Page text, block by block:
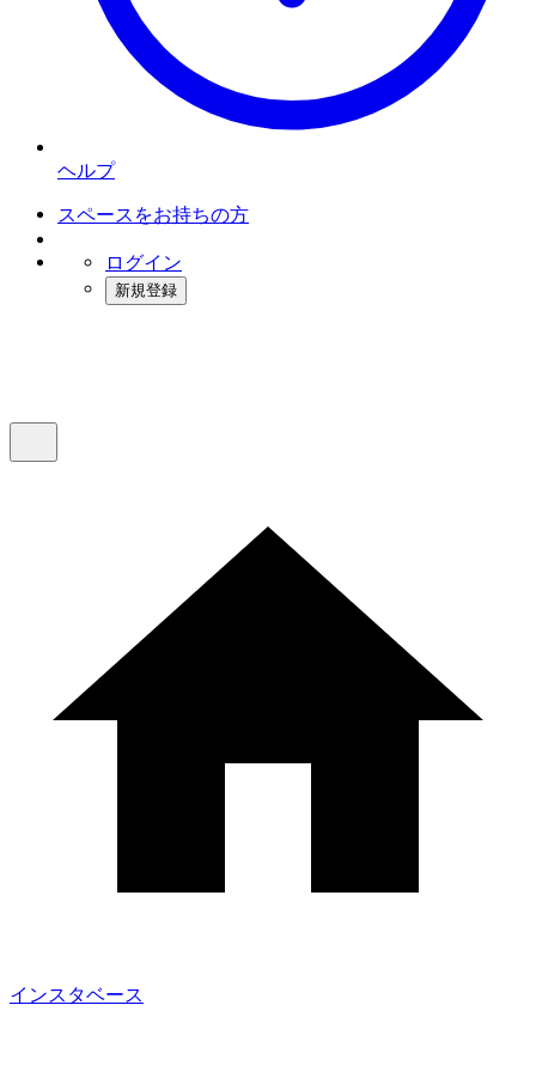
ヘルプ
スペースをお持ちの方
ログイン
新規登録
インスタベース